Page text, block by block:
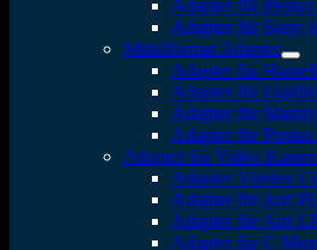
Adapter für
Adapter für Sony
Mittelformat Adapter
Adapter für
Adapter für
Adapter für
Adapter für
Adapter für Video
Adapter Vizelex
Adapter für Arri
Adapter für Arri
Adapter für C